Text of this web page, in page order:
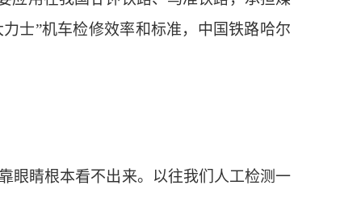
士”机车检修效率和标准，中国铁路哈尔
睛根本看不出来。以往我们人工检测一